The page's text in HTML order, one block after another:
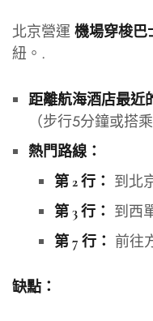
北京營運 機場穿梭巴
紐。.
距離航海酒店最近
（步行5分鐘或搭
熱門路線：
第 2 行： 到北
第 3 行： 到西
第 7 行： 前往
缺點：